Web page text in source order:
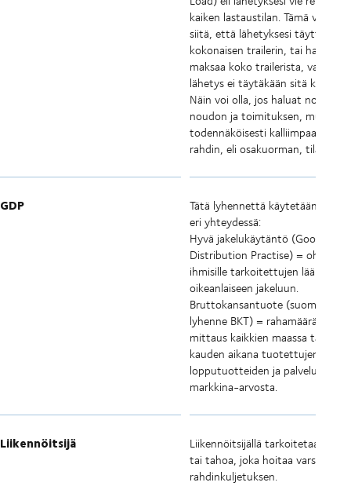
kaiken lastaustilan. Tämä voi
siitä, että lähetyksesi täyttää
kokonaisen trailerin, tai haluat
maksaa koko trailerista, vaikka
lähetys ei täytäkään sitä
Näin voi olla, jos haluat
noudon ja toimituksen, mutta
todennäköisesti kalliimpaa kuin
rahdin, eli osakuorman,
GDP
Tätä lyhennettä käytetään
eri yhteydessä:
Hyvä jakelukäytäntö (Good
Distribution Practise) = ohjeistus
ihmisille tarkoitettujen lääkkeiden
oikeanlaiseen jakeluun.
Bruttokansantuote (suomeksi
lyhenne BKT) = rahamääräinen
mittaus kaikkien maassa tai
kauden aikana tuotettujen
lopputuotteiden ja palvelujen
markkina-arvosta.
Liikennöitsijä
Liikennöitsijällä tarkoitetaan
tai tahoa, joka hoitaa varsinaisen
rahdinkuljetuksen.